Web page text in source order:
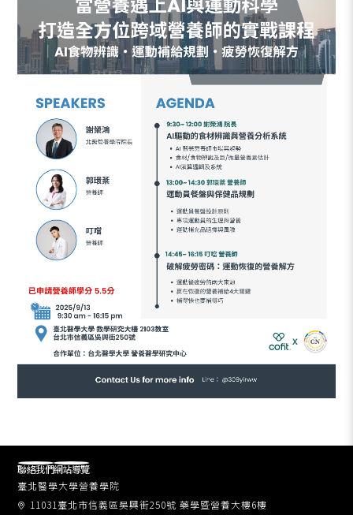
臺北醫學大學營養學院
11031臺北市信義區吳興街250號 藥學暨營養大樓6樓
聯絡我們網站導覽